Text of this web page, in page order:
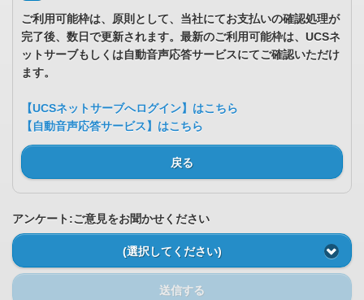
ご利用可能枠は、原則として、当社にてお支払いの確認処理が
完了後、数日で更新されます。最新のご利用可能枠は、UCSネ
ットサーブもしくは自動音声応答サービスにてご確認いただけ
ます。
【UCSネットサーブへログイン】はこちら
【自動音声応答サービス】はこちら
戻る
アンケート:ご意見をお聞かせください
(選択してください)
送信する